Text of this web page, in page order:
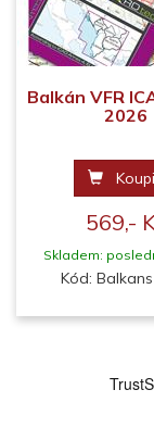
Balkán VFR
2026
569,-
Skladem:
Kód: